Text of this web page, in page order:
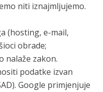
niti iznajmljujemo.
(hosting, e-mail,
obrade;
nalaže zakon.
podatke izvan
Google primjenjuje